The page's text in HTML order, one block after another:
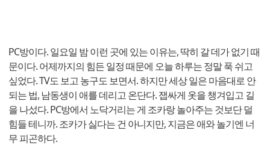
PC방이다. 일요일 밤 이런 곳에 있는 이유는, 딱히 갈 데가 없기 때
문이다. 어제까지의 힘든 일정 때문에 오늘 하루는 정말 푹 쉬고
싶었다. TV도 보고 농구도 보면서. 하지만 세상 일은 마음대로 안
되는 법, 남동생이 애를 데리고 온단다. 잽싸게 옷을 챙겨입고 길
을 나섰다. PC방에서 노닥거리는 게 조카랑 놀아주는 것보단 덜
힘들 테니까. 조카가 싫다는 건 아니지만, 지금은 애와 놀기엔 너
무 피곤하다.